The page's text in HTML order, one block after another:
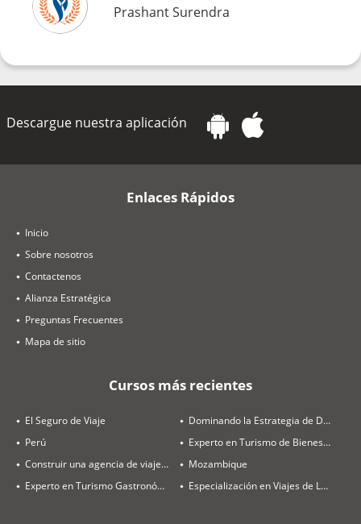
Prashant Surendra
Descargue nuestra aplicación
Enlaces Rápidos
Inicio
Sobre nosotros
Contactenos
Alianza Estratégica
Preguntas Frecuentes
Mapa de sitio
Cursos más recientes
El Seguro de Viaje
Perú
Construir una agencia de viajes rentable en 2026
Experto en Turismo Gastronómico
Dominando la Estrategia de Destinos y Ventas
Experto en Turismo de Bienestar
Mozambique
Especialización en Viajes de Luna de Miel